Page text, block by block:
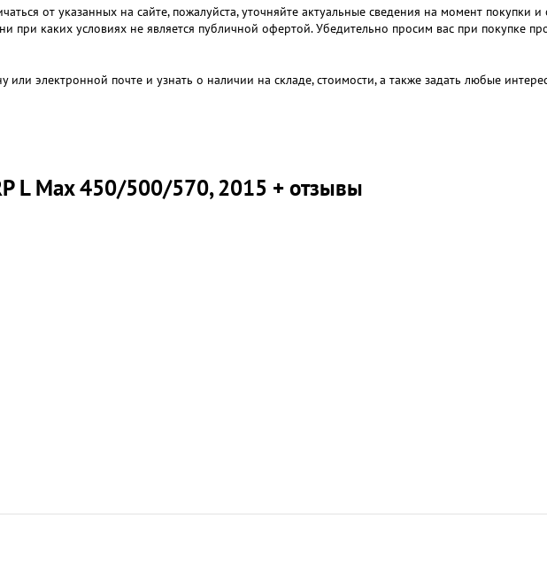
от указанных на сайте, пожалуйста, уточняйте актуальные сведения на момент покупки
при каких условиях не является публичной офертой. Убедительно просим вас при покупке
или электронной почте и узнать о наличии на складе, стоимости, а также задать любые
L Max 450/500/570, 2015 + отзывы